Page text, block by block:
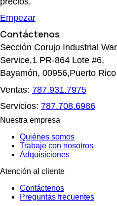
Empezar
Contáctenos
Sección Corujo Industrial
Service,1 PR-864 Lote #6,
Bayamón, 00956,Puerto Rico
Ventas: 787.931.7975
Servicios: 787.708.6986
Nuestra empresa
Quiénes somos
Trabaje con nosotros
Adquisiciones
Atención al cliente
Contáctenos
Preguntas frecuentes